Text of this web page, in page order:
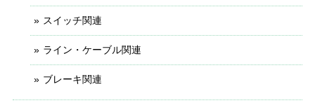
スイッチ関連
ライン・ケーブル関連
ブレーキ関連